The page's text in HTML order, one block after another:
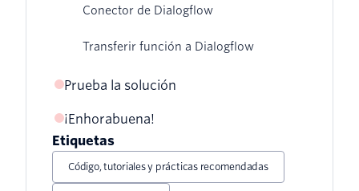
Conector de Dialogflow
Transferir función a Dialogflow
Prueba la solución
¡Enhorabuena!
Etiquetas
Código, tutoriales y prácticas recomendadas